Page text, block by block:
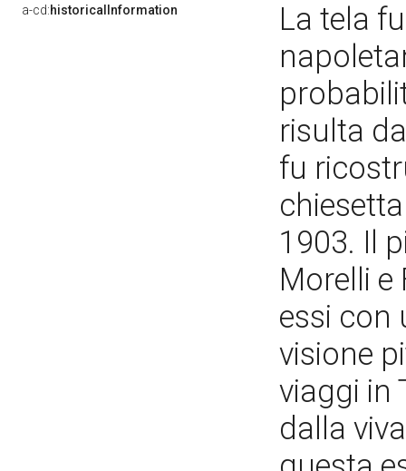
a-cd:historicalInformation
La tela
risulta
fu
1903. Il
Morelli e
essi con
visione
viaggi in
dalla